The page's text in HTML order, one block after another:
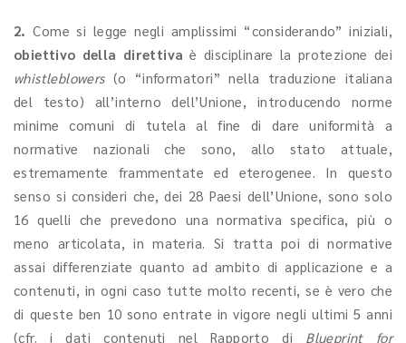
2. Come si legge negli amplissimi “considerando” iniziali,
obiettivo della direttiva è disciplinare la protezione dei
whistleblowers(o “informatori” nella traduzione italiana
del testo) all’interno dell’Unione, introducendo norme
minime comuni di tutela al fine di dare uniformità a
normative nazionali che sono, allo stato attuale,
estremamente frammentate ed eterogenee. In questo
senso si consideri che, dei 28 Paesi dell’Unione, sono solo
16 quelli che prevedono una normativa specifica, più o
meno articolata, in materia. Si tratta poi di normative
assai differenziate quanto ad ambito di applicazione e a
contenuti, in ogni caso tutte molto recenti, se è vero che
di queste ben 10 sono entrate in vigore negli ultimi 5 anni
(cfr. i dati contenuti nel Rapporto di Blueprint for